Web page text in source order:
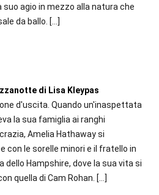
suo agio in mezzo alla natura che
da ballo. […]
di Lisa Kleypas
d'uscita. Quando un'inaspettata
la sua famiglia ai ranghi
Amelia Hathaway si
con le sorelle minori e il fratello in
dello Hampshire, dove la sua vita si
quella di Cam Rohan. […]